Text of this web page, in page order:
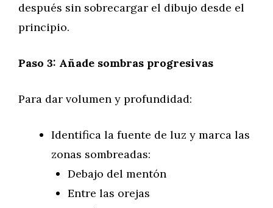
después sin sobrecargar el dibujo desde el
principio.
Paso 3: Añade sombras progresivas
Para dar volumen y profundidad:
Identifica la fuente de luz y marca las
zonas sombreadas:
Debajo del mentón
Entre las orejas